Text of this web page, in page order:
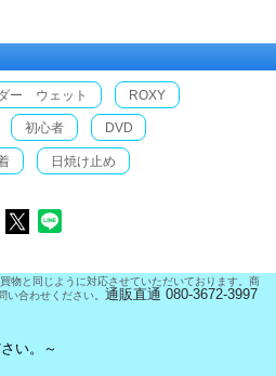
ー ウェット ROXY
初心者 DVD
日焼け止め
物と同じように対応させていただいております。商
合わせください。 通販直通 080-3672-3997
い。～